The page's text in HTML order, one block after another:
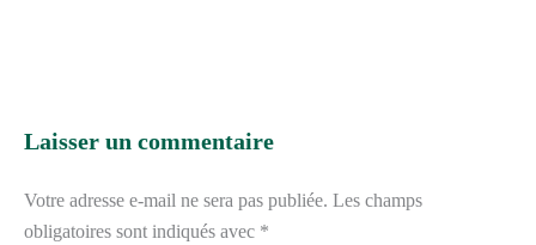
Laisser un commentaire
Votre adresse e-mail ne sera pas publiée. Les champs
obligatoires sont indiqués avec *